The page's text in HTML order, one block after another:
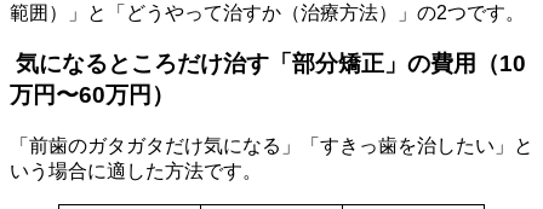
範囲）」と「どうやって治すか（治療方法）」の2つです。
気になるところだけ治す「部分矯正」の費用（10
万円〜60万円）
「前歯のガタガタだけ気になる」「すきっ歯を治したい」と
いう場合に適した方法です。